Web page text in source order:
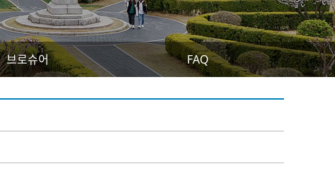
브로슈어 FAQ